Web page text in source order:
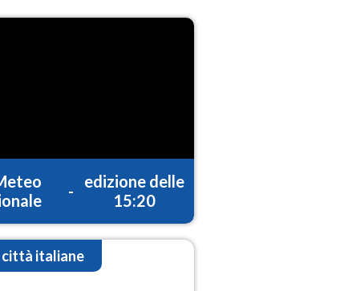
-
edizione delle
15:20
italiane